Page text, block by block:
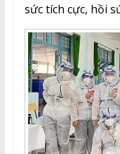
sức tích cực, hồi